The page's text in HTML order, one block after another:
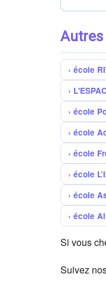
école
école
école
école
école
école
école
Si vous
Suivez